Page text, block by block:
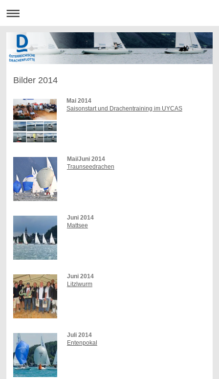
Bilder 2014
Mai 2014
Saisonstart und Drachentraining im UYCAS
Mai/Juni 2014
Traunseedrachen
Juni 2014
Mattsee
Juni 2014
Litzlwurm
Juli 2014
Entenpokal